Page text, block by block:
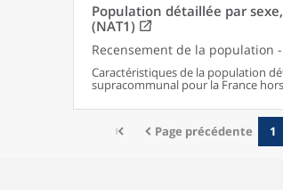
Population détaillée par
(NAT1)
Recensement de la population
Caractéristiques de la population
supracommunal pour la France
Page précédente 1